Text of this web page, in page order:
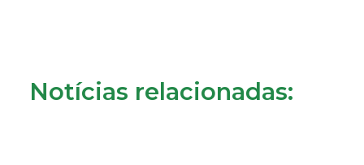
Notícias relacionadas: